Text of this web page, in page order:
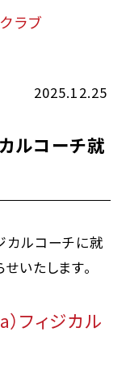
クラブ
2025.12.25
ルコーチ就
カルコーチに就
いたします。
フィジカル